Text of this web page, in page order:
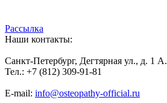
Рассылка
Наши контакты:
Санкт-Петербург, Дегтярная ул., д. 1 А.
Тел.: +7 (812) 309-91-81
E-mail: info@osteopathy-official.ru